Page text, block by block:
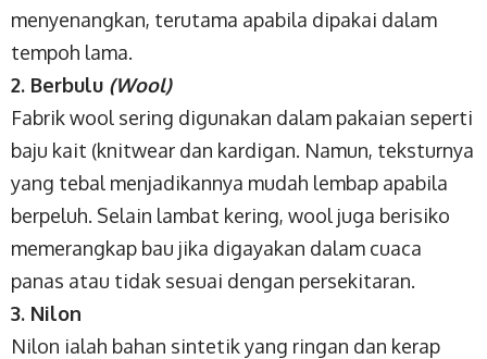
menyenangkan, terutama apabila dipakai dalam
tempoh lama.
2. Berbulu (Wool)
Fabrik wool sering digunakan dalam pakaian seperti
baju kait (knitwear dan kardigan. Namun, teksturnya
yang tebal menjadikannya mudah lembap apabila
berpeluh. Selain lambat kering, wool juga berisiko
memerangkap bau jika digayakan dalam cuaca
panas atau tidak sesuai dengan persekitaran.
3. Nilon
Nilon ialah bahan sintetik yang ringan dan kerap